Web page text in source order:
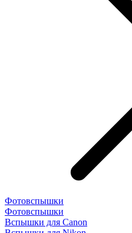
Фотовспышки
Фотовспышки
Вспышки для Canon